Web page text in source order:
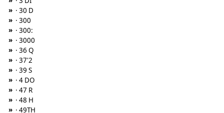
» · 30 D
» · 300
» · 300:
» · 3000
» · 36 Q
» · 37'2
» · 39 S
» · 4 DO
» · 47 R
» · 48 H
» · 49TH